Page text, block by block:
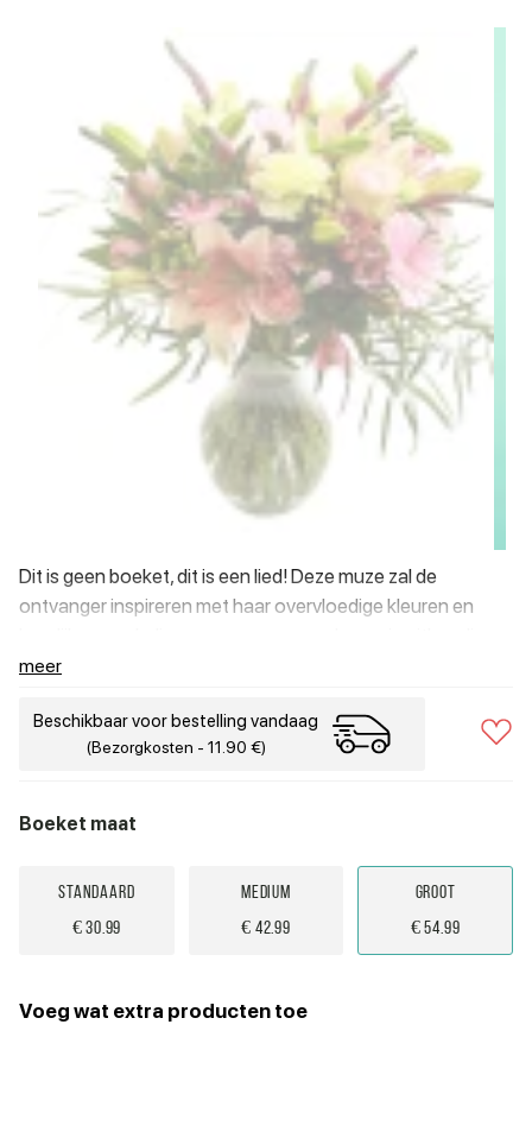
Dit is geen boeket, dit is een lied! Deze muze zal de
ontvanger inspireren met haar overvloedige kleuren en
tinten roze, geel en extra veel groen.
meer
Beschikbaar voor bestelling vandaag
(Bezorgkosten - 11.90 €)
Boeket maat
Standaard
€ 30.99
Medium
€ 42.99
Groot
€ 54.99
Voeg wat extra producten toe